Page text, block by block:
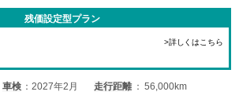
残価設定型プラン
>詳しくはこちら
車検 2027年2月 走行距離
56,000km